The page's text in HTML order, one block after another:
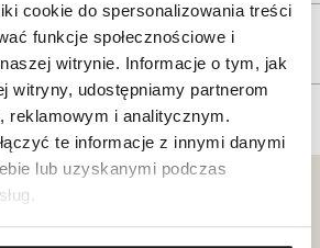
cookie do spersonalizowania treści
funkcje społecznościowe i
witrynie. Informacje o tym, jak
witryny, udostępniamy partnerom
reklamowym i analitycznym.
te informacje z innymi danymi
lub uzyskanymi podczas